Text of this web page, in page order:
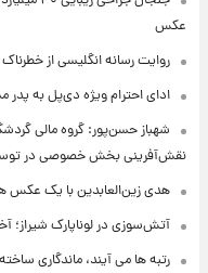
عکس
روایت رسانه انگلیسی از خطرناک
ادای احترام ویژه دی‌پل به پدر
شهباز حسن‌پور: گروه مالی
نقش‌آفرینی بخش خصوصی در
هدی زین‌العابدین با یک عکس
آتش‌سوزی در لوناپارک شیراز؛
رتبه ها می آیند، ماندگاری ساخته